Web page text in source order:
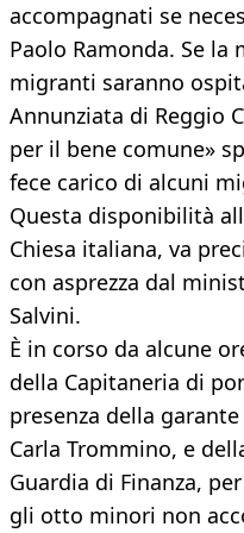
accompagnati se
Paolo Ramonda. Se
migranti saranno
Annunziata di Reggio
per il bene comune»
fece carico di alcuni
Questa disponibilità
Chiesa italiana, va
con asprezza dal
Salvini.
È in corso da alcune
della Capitaneria di
presenza della
Carla Trommino, e
Guardia di Finanza,
gli otto minori non